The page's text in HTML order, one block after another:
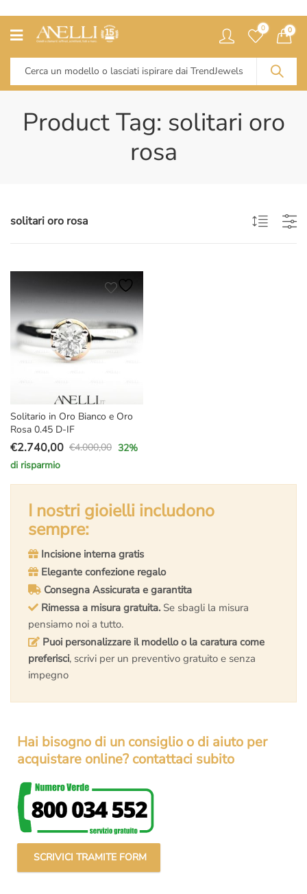
0 0
Product Tag: solitari oro
rosa
solitari oro rosa
Solitario in Oro Bianco e Oro
Rosa 0.45 D-IF
€4.000,00
Il
prezzo
originale
€4.000,00.
€2.740,00
Il
prezzo
attuale
€2.740,00.
32%
di risparmio
I nostri gioielli includono
sempre:
Incisione interna gratis
Elegante confezione regalo
Consegna Assicurata e garantita
Rimessa a misura gratuita. Se sbagli la misura
pensiamo noi a tutto.
Puoi personalizzare il modello o la caratura come
preferisci, scrivi per un preventivo gratuito e senza
impegno
Hai bisogno di un consiglio o di aiuto per
acquistare online? contattaci subito
SCRIVICI TRAMITE FORM